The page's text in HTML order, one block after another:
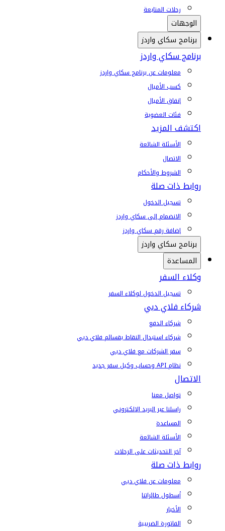
رحلات المتابعة
الوجهات
برنامج سكاي واردز
برنامج سكاي واردز
معلومات عن برنامج سكاي واردز
كسب الأميال
إنفاق الأميال
فئات العضوية
اكتشف المزيد
الأسئلة الشائعة
الاتصال
الشروط والأحكام
روابط ذات صلة
تسجيل الدخول
الانضمام إلى سكاي واردز
إضافة رقم سكاي واردز
برنامج سكاي واردز
المساعدة
وكلاء السفر
تسجيل الدخول لوكلاء السفر
شركاء فلاي دبي
شركاء الدفع
شركاء استبدال النقاط بقسائم فلاي دبي
سفر الشركات مع فلاي دبي
نظام API وحساب وكيل سفر جديد
الاتصال
تواصل معنا
راسلنا عبر البريد الإلكتروني
المساعدة
الأسئلة الشائعة
آخر التحديثات على الرحلات
روابط ذات صلة
معلومات عن فلاي دبي
أسطول طائراتنا
الأخبار
الفاتورة الضريبية